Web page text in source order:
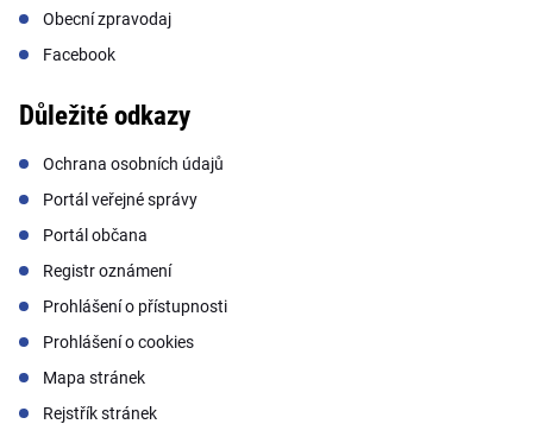
Obecní zpravodaj
Facebook
Důležité odkazy
Ochrana osobních údajů
Portál veřejné správy
Portál občana
Registr oznámení
Prohlášení o přístupnosti
Prohlášení o cookies
Mapa stránek
Rejstřík stránek